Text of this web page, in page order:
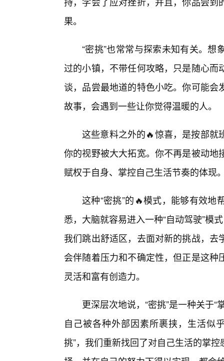
果。
“密挑”也常常与探索未知有关。
过的小镇，不带任何攻略，只是随心
谈，品尝最地道的特色小吃。你可能
故事，会遇到一些让你觉得温暖的人。
这些意料之外的🔥惊喜，是按部就
你的视野被大大拓宽。你不再是被动
赋权于自身、掌控自己生活节奏的体现
这种“密挑”的🔥模式，能够有效
悉，大脑就容易进入一种“自动驾驶”模
我们跳出舒适区，去面对新的挑战，
会伴随着压力和不确定性，但正是这
灵活和富有创造力。
更深层次地说，“密挑”是一种关于
自己被各种外部因素所裹挟，生活似
挑”，我们重新找回了对自己生活的掌